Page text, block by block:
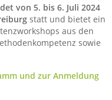
von 5. bis 6. Juli 2024
statt und bietet ein
aus den
sowie
und zur Anmeldung